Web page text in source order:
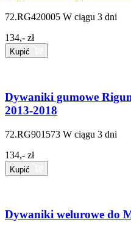
72.RG420005 W ciągu 3 dni
134,- zł
Kupić
Dywaniki gumowe
2013-2018
72.RG901573 W ciągu 3 dni
134,- zł
Kupić
Dywaniki welurowe do